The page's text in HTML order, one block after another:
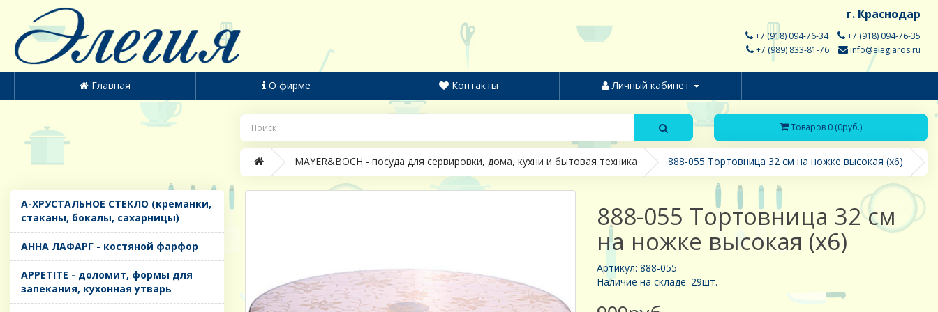
г. Краснодар
+7 (918) 094-76-34
+7 (918) 094-76-35
+7 (989) 833-81-76
info@elegiaros.ru
Главная О фирме Контакты Личный кабинет
Товаров 0 (0руб.)
MAYER&BOCH - посуда для сервировки, дома, кухни и бытовая техника 888-055 Тортовница 32 см на ножке высокая (х6)
A-ХРУСТАЛЬНОЕ СТЕКЛО (креманки,
стаканы, бокалы, сахарницы)
AHHA ЛАФАРГ - костяной фарфор
APPETITE - доломит, формы для
запекания, кухонная утварь
888-055 Тортовница 32 см
на ножке высокая (х6)
Артикул: 888-055
Наличие на складе: 29шт.